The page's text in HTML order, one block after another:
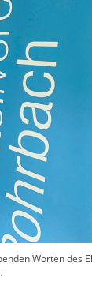
Worten des